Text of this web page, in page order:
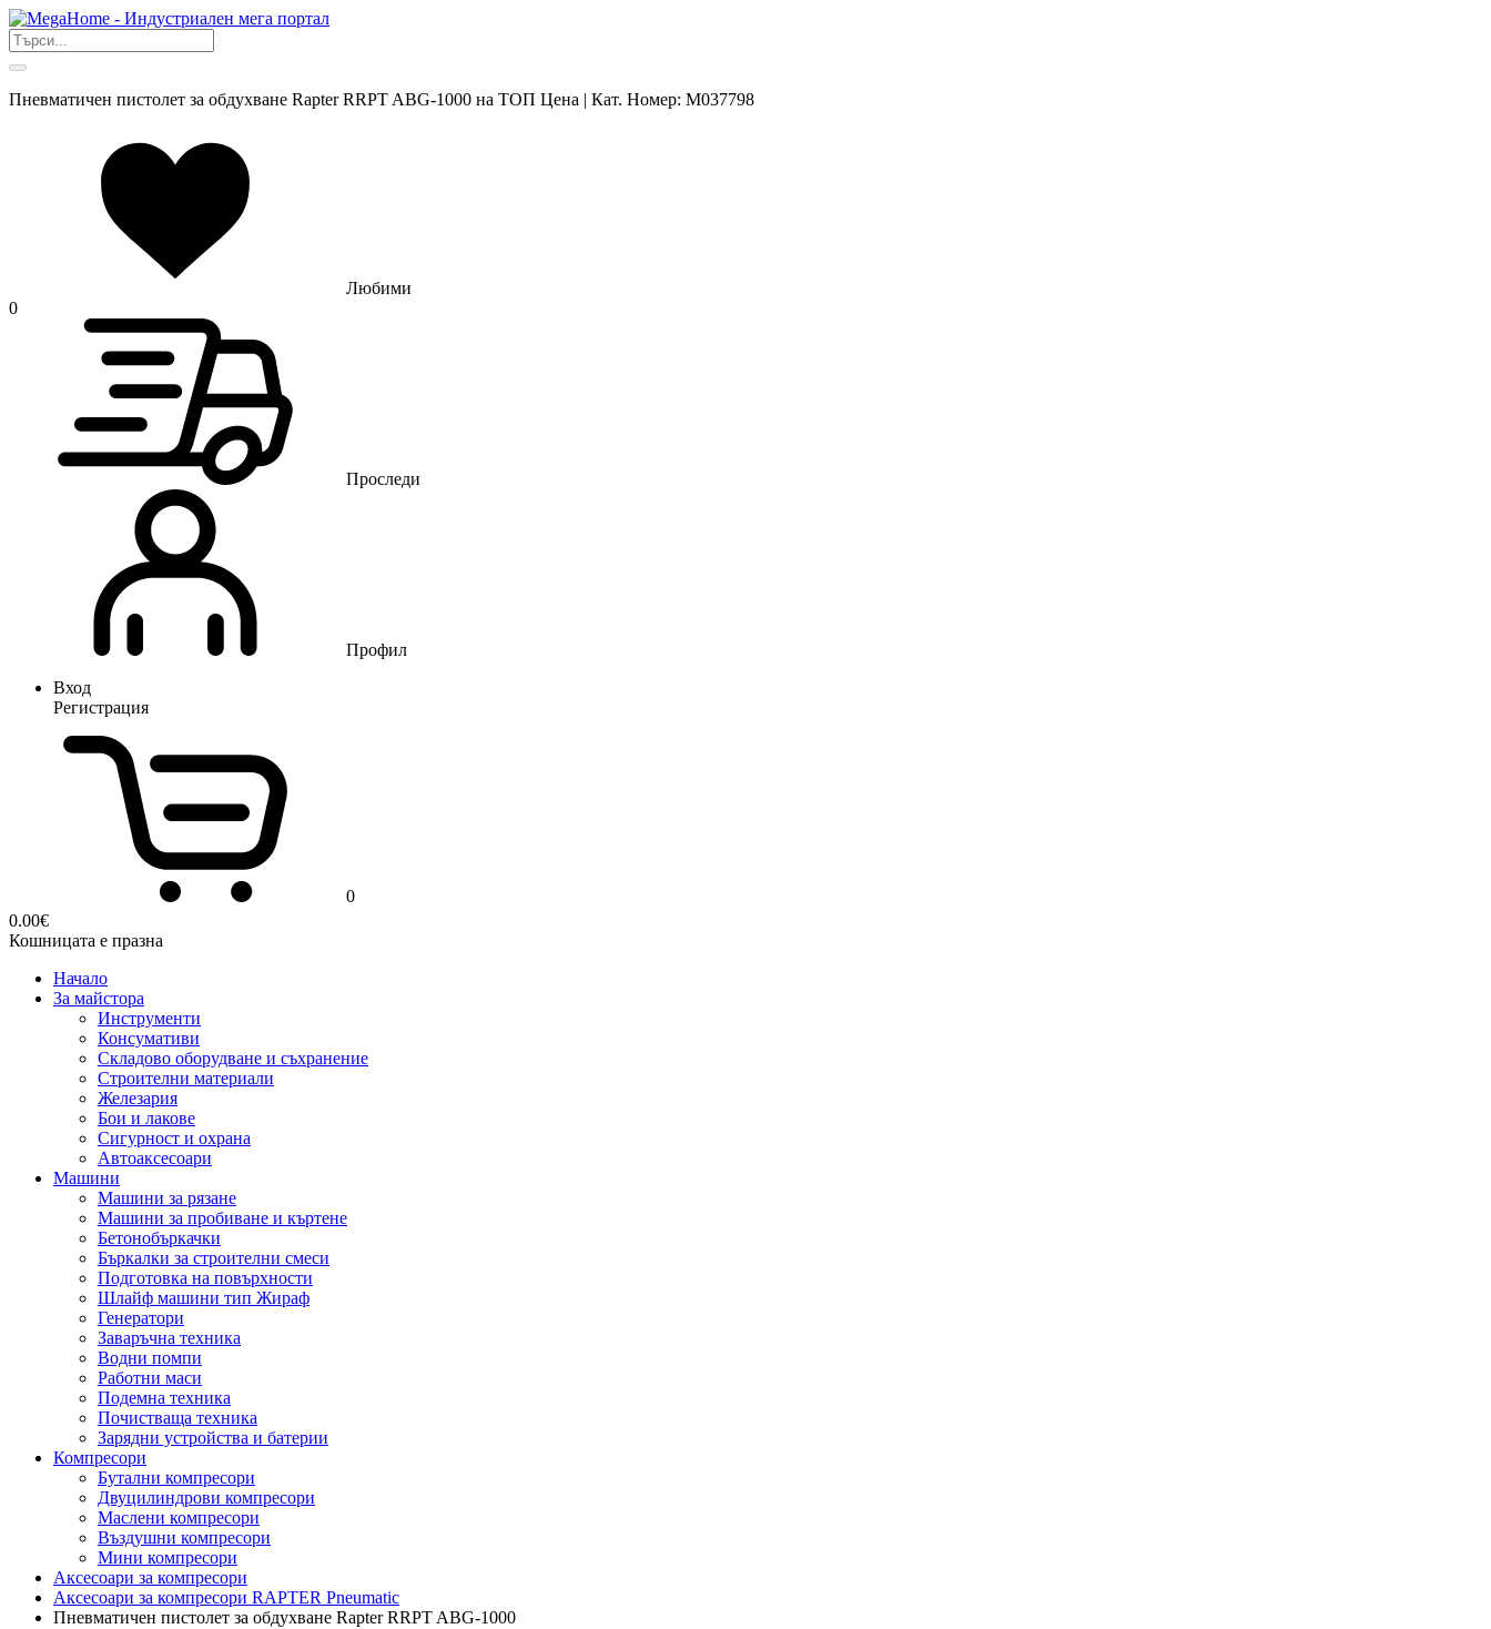
Пневматичен пистолет за обдухване Rapter RRPT ABG-1000 на ТОП Цена | Кат. Номер: M037798
Любими
0
Проследи
Профил
Вход
Регистрация
0
0.00€
Кошницата е празна
Начало
За майстора
Инструменти
Консумативи
Складово оборудване и съхранение
Строителни материали
Железария
Бои и лакове
Сигурност и охрана
Автоаксесоари
Машини
Машини за рязане
Машини за пробиване и къртене
Бетонобъркачки
Бъркалки за строителни смеси
Подготовка на повърхности
Шлайф машини тип Жираф
Генератори
Заваръчна техника
Водни помпи
Работни маси
Подемна техника
Почистваща техника
Зарядни устройства и батерии
Компресори
Бутални компресори
Двуцилиндрови компресори
Маслени компресори
Въздушни компресори
Мини компресори
Аксесоари за компресори
Аксесоари за компресори RAPTER Pneumatic
Пневматичен пистолет за обдухване Rapter RRPT ABG-1000